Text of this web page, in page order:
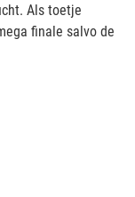
Als toetje
finale salvo de